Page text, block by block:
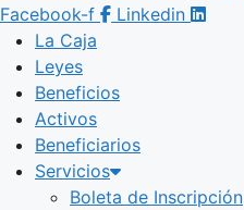
Facebook-f
Linkedin
La Caja
Leyes
Beneficios
Activos
Beneficiarios
Servicios
Boleta de Inscripción